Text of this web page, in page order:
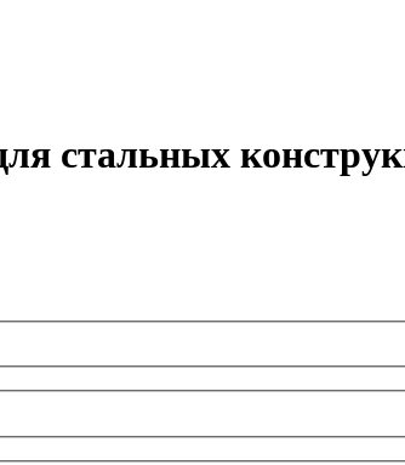
стальных